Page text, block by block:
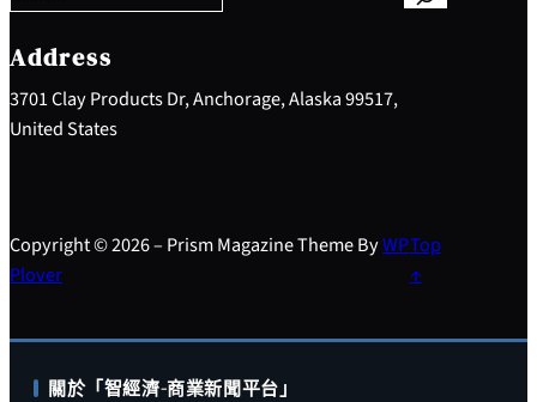
c
h
Address
3701 Clay Products Dr, Anchorage, Alaska 99517,
United States
Copyright © 2026 – Prism Magazine Theme ByWP
Plover
Top
↑
關於「智經濟-商業新聞平台」